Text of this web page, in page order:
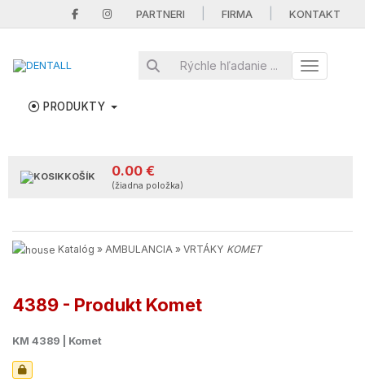
PARTNERI FIRMA KONTAKT
Toggle
PRODUKTY
KOŠÍK 0.00 €
(žiadna položka)
Katalóg » AMBULANCIA » VRTÁKY KOMET
4389 - Produkt Komet
KM 4389 | Komet